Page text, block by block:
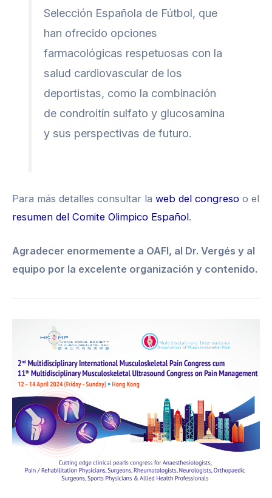
Selección Española de Fútbol, que
han ofrecido opciones
farmacológicas respetuosas con la
salud cardiovascular de los
deportistas, como la combinación
de condroitín sulfato y glucosamina
y sus perspectivas de futuro.
Para más detalles consultar la web del congreso o el
resumen del Comite Olimpico Español.
Agradecer enormemente a OAFI, al Dr. Vergés y al
equipo por la excelente organización y contenido.